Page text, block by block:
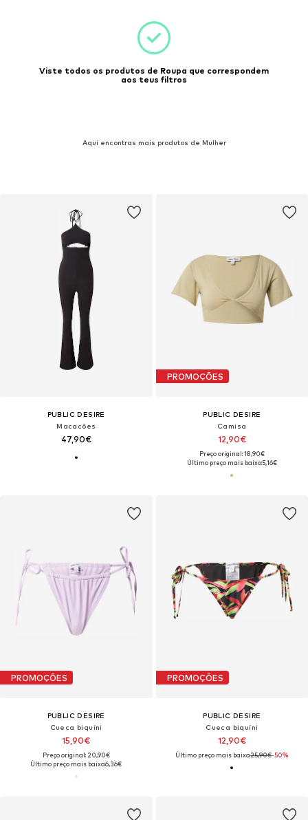
Viste todos os produtos de Roupa que correspondem
aos teus filtros
Aqui encontras mais produtos de Mulher
PUBLIC DESIRE
Macacões
47,90€
PROMOÇÕES
PUBLIC DESIRE
Camisa
12,90€
Preço original: 18,90€
Último preço mais baixo:5,16€
PROMOÇÕES
PUBLIC DESIRE
Cueca biquíni
15,90€
Preço original: 20,90€
Último preço mais baixo:6,36€
PROMOÇÕES
PUBLIC DESIRE
Cueca biquíni
12,90€
Último preço mais baixo:25,90€-50%